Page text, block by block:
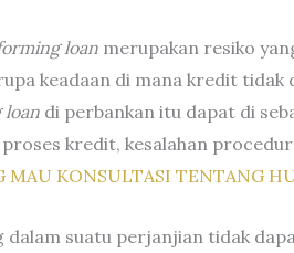
loan merupakan resiko
keadaan di mana kredit
di perbankan itu dapat di
kredit, kesalahan
MAU KONSULTASI TENTANG
suatu perjanjian tidak